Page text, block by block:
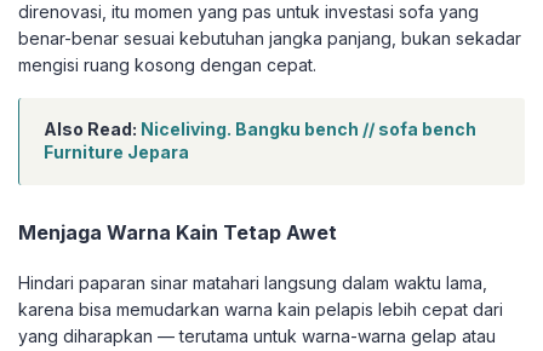
direnovasi, itu momen yang pas untuk investasi sofa yang
benar-benar sesuai kebutuhan jangka panjang, bukan sekadar
mengisi ruang kosong dengan cepat.
Also Read: Niceliving. Bangku bench // sofa bench
Furniture Jepara
Menjaga Warna Kain Tetap Awet
Hindari paparan sinar matahari langsung dalam waktu lama,
karena bisa memudarkan warna kain pelapis lebih cepat dari
yang diharapkan — terutama untuk warna-warna gelap atau